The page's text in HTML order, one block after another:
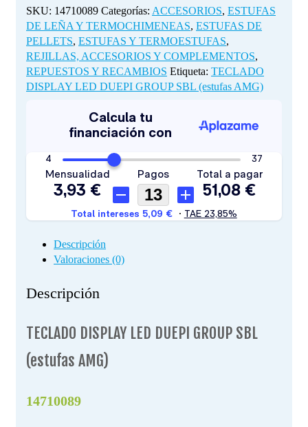
AMG)
cantidad
SKU: 14710089 Categorías: ACCESORIOS, ESTUFAS
DE LEÑA Y TERMOCHIMENEAS, ESTUFAS DE
PELLETS, ESTUFAS Y TERMOESTUFAS,
REJILLAS, ACCESORIOS Y COMPLEMENTOS,
REPUESTOS Y RECAMBIOS Etiqueta: TECLADO
DISPLAY LED DUEPI GROUP SBL (estufas AMG)
Descripción
Valoraciones (0)
Descripción
TECLADO DISPLAY LED DUEPI GROUP SBL
(estufas AMG)
14710089